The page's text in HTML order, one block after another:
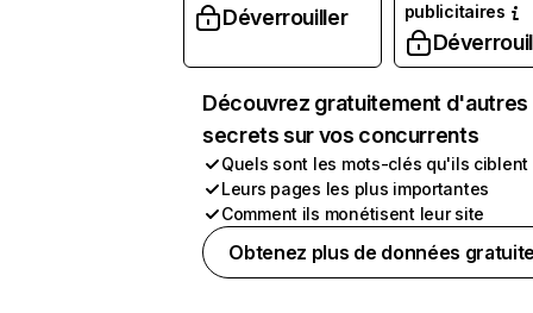
Déverrouiller
publicitaires
Découvrez gratuitement d'autres
secrets sur vos concurrents
Quels sont les mots-clés qu'ils ciblent
Leurs pages les plus importantes
Comment ils monétisent leur site
Obtenez plus de données